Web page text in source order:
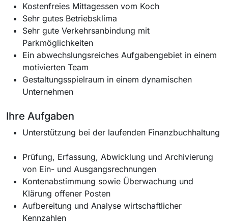
Kostenfreies Mittagessen vom Koch
Sehr gutes Betriebsklima
Sehr gute Verkehrsanbindung mit
Parkmöglichkeiten
Ein abwechslungsreiches Aufgabengebiet in einem
motivierten Team
Gestaltungsspielraum in einem dynamischen
Unternehmen
Ihre Aufgaben
Unterstützung bei der laufenden Finanzbuchhaltung
Prüfung, Erfassung, Abwicklung und Archivierung
von Ein- und Ausgangsrechnungen
Kontenabstimmung sowie Überwachung und
Klärung offener Posten
Aufbereitung und Analyse wirtschaftlicher
Kennzahlen